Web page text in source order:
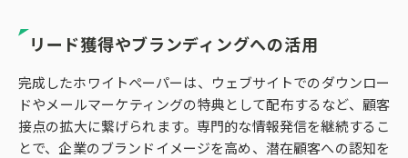
リード獲得やブランディングへの活用
完成したホワイトペーパーは、ウェブサイトでのダウンロー
ドやメールマーケティングの特典として配布するなど、顧客
接点の拡大に繋げられます。専門的な情報発信を継続するこ
とで、企業のブランドイメージを高め、潜在顧客への認知を